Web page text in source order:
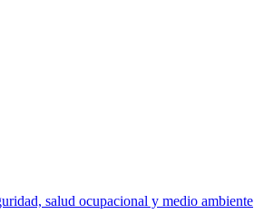
salud ocupacional y medio ambiente